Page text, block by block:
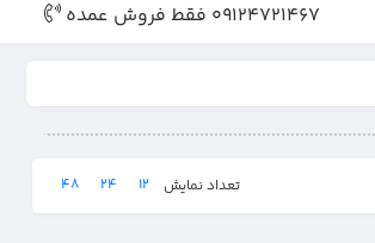
09124721467 فقط فروش عمده
تعداد نمایش 12
24
48